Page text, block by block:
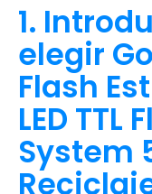
1.
elegir
Flash
LED TTL
System